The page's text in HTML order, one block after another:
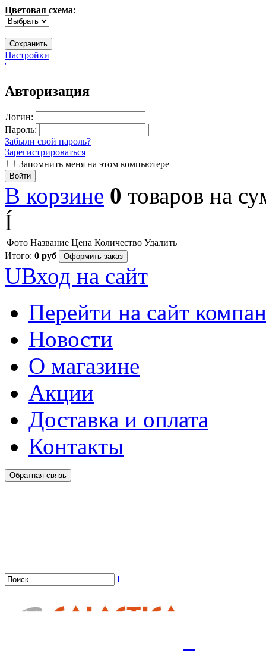
Цветовая схема:
Настройки
'
Авторизация
Логин:
Пароль:
Забыли свой пароль?
Зарегистрироваться
Запомнить меня на этом компьютере
Войти
В корзине 0 товаров на
Í
Фото Название Цена Количество Удалить
Итого: 0 руб Оформить заказ
UВход на сайт
Перейти на сайт
Новости
О магазине
Акции
Доставка и оплата
Контакты
Обратная связь
L